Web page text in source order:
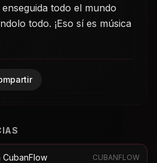
todo el mundo
todo. ¡Eso sí es música
CubanFlow CUBANFLOW